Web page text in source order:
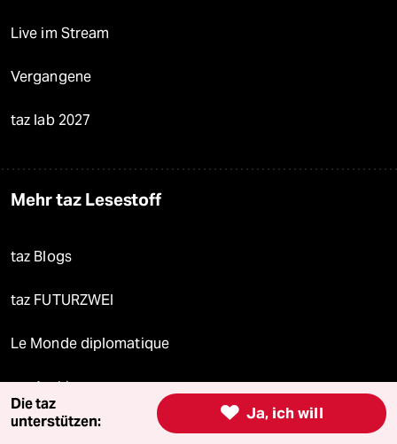
Live im Stream
Vergangene
taz lab 2027
Mehr taz Lesestoff
taz Blogs
taz FUTURZWEI
Le Monde diplomatique
taz Archiv
 Ja, ich will
Die taz
unterstützen: